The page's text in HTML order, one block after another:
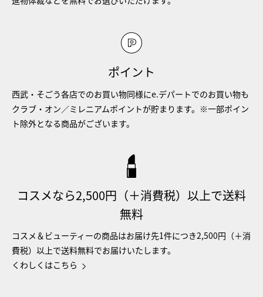
ポイント
西武・そごう各店でのお買い物同様にe.デパートでのお買い物も
クラブ・オン／ミレニアムポイントが貯まります。※一部ポイン
ト除外となる商品がございます。
コスメなら2,500円（＋消費税）以上で送料
無料
コスメ＆ビューティーの商品はお届け先1件につき2,500円（＋消
費税）以上で送料無料でお届けいたします。
くわしくはこちら